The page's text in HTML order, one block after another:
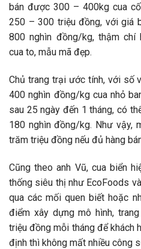
bán được 300 – 400kg cua
250 – 300 triệu đồng, với giá
800 nghìn đồng/kg, thậm chí
cua to, mẫu mã đẹp.
Chủ trang trại ước tính, với số
400 nghìn đồng/kg cua nhỏ
sau 25 ngày đến 1 tháng, có
180 nghìn đồng/kg. Như vậy,
trăm triệu đồng nếu đủ hàng
Cũng theo anh Vũ, cua biển
thống siêu thị như EcoFoods
qua các mối quen biết hoặc
điểm xây dựng mô hình,
triệu đồng mỗi tháng để khách
định thì không mất nhiều công